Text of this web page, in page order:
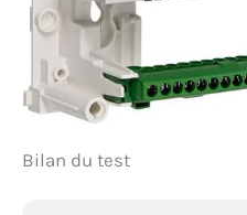
Bilan du test